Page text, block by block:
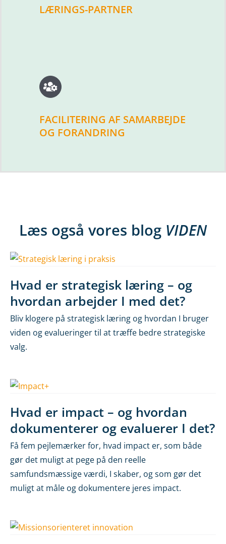
LÆRINGS-PARTNER
FACILITERING AF SAMARBEJDE
OG FORANDRING
Læs også vores blog VIDEN
Hvad er strategisk læring – og
hvordan arbejder I med det?
Bliv klogere på strategisk læring og hvordan I bruger
viden og evalueringer til at træffe bedre strategiske
valg.
Hvad er impact – og hvordan
dokumenterer og evaluerer I det?
Få fem pejlemærker for, hvad impact er, som både
gør det muligt at pege på den reelle
samfundsmæssige værdi, I skaber, og som gør det
muligt at måle og dokumentere jeres impact.